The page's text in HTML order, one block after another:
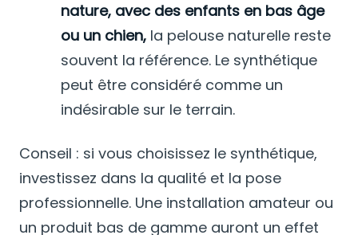
nature, avec des enfants en bas âge
ou un chien, la pelouse naturelle reste
souvent la référence. Le synthétique
peut être considéré comme un
indésirable sur le terrain.
Conseil : si vous choisissez le synthétique,
investissez dans la qualité et la pose
professionnelle. Une installation amateur ou
un produit bas de gamme auront un effet